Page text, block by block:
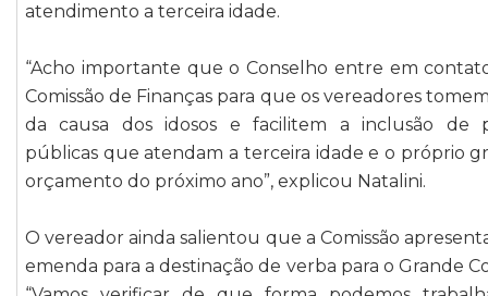
atendimento a terceira idade.
“Acho importante que o Conselho entre em
Comissão de Finanças para que os vereadores
da causa dos idosos e facilitem a inclusão de
públicas que atendam a terceira idade e o próprio
orçamento do próximo ano”, explicou Natalini.
O vereador ainda salientou que a Comissão
emenda para a destinação de verba para o Grande